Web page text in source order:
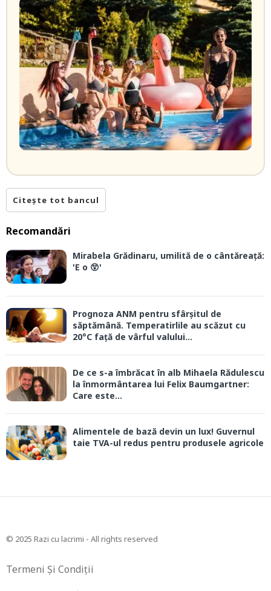
Citește tot bancul
Recomandări
Mirabela Grădinaru, umilită de o cântăreață:
'E o 😲'
Prognoza ANM pentru sfârșitul de
săptămână. Temperatirlile au scăzut cu
20°C față de vârful valului...
De ce s-a îmbrăcat în alb Mihaela Rădulescu
la înmormântarea lui Felix Baumgartner:
Care este...
Alimentele de bază devin un lux! Guvernul
taie TVA-ul redus pentru produsele agricole
© 2025 Razi cu lacrimi - All rights reserved
Termeni Și Condiții